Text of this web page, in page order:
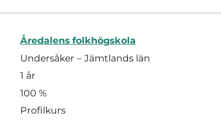
Åredalens folkhögskola
Undersåker – Jämtlands län
1 år
100 %
Profilkurs